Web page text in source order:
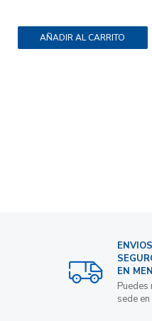
AÑADIR AL CARRITO
EN
Puedes
sede